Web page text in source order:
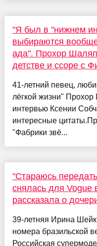
"Я был в "нижнем
выбираются
ада". Прохор
детстве и ссоре с
41-летний певец,
лёгкой жизни"
интервью Ксении
интересные
"Фабрики звё...
"Стараюсь
снялась для Vogue
рассказала о
39-летняя Ирина Шейк
номера бразильской
Российская